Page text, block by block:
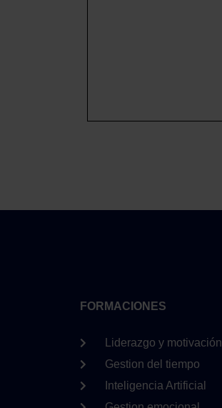
FORMACIONES
Liderazgo y motivación
Gestion del tiempo
Inteligencia Artificial